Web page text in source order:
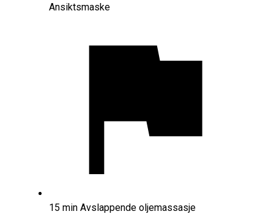
Ansiktsmaske
15 min Avslappende oljemassasje